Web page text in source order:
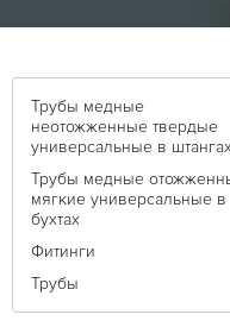
Трубы медные
неотожженные твердые
универсальные в
Трубы медные
мягкие универсальные в
бухтах
Фитинги
Трубы